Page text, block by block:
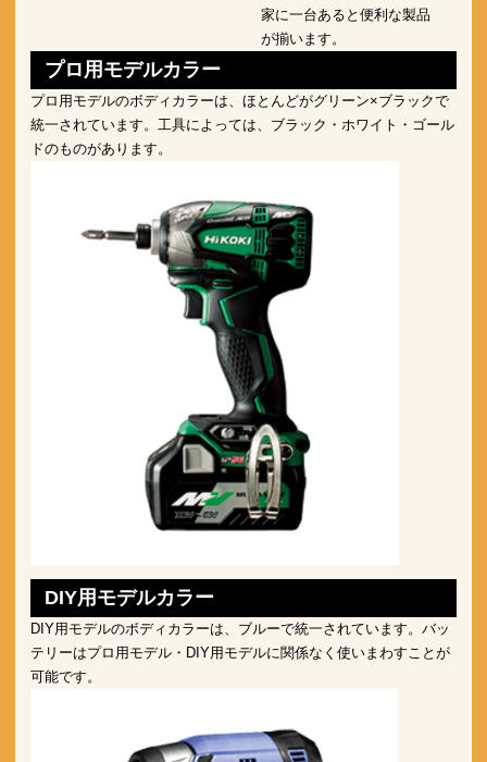
家に一台あると便利な製品
が揃います。
プロ用モデルカラー
プロ用モデルのボディカラーは、ほとんどがグリーン×ブラックで
統一されています。工具によっては、ブラック・ホワイト・ゴール
ドのものがあります。
DIY用モデルカラー
DIY用モデルのボディカラーは、ブルーで統一されています。バッ
テリーはプロ用モデル・DIY用モデルに関係なく使いまわすことが
可能です。